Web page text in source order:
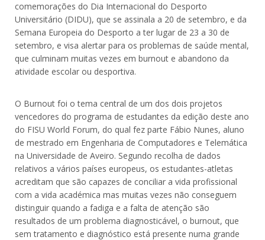
comemorações do Dia Internacional do Desporto
Universitário (DIDU), que se assinala a 20 de setembro, e da
Semana Europeia do Desporto a ter lugar de 23 a 30 de
setembro, e visa alertar para os problemas de saúde mental,
que culminam muitas vezes em burnout e abandono da
atividade escolar ou desportiva.
O Burnout foi o tema central de um dos dois projetos
vencedores do programa de estudantes da edição deste ano
do FISU World Forum, do qual fez parte Fábio Nunes, aluno
de mestrado em Engenharia de Computadores e Telemática
na Universidade de Aveiro. Segundo recolha de dados
relativos a vários países europeus, os estudantes-atletas
acreditam que são capazes de conciliar a vida profissional
com a vida académica mas muitas vezes não conseguem
distinguir quando a fadiga e a falta de atenção são
resultados de um problema diagnosticável, o burnout, que
sem tratamento e diagnóstico está presente numa grande